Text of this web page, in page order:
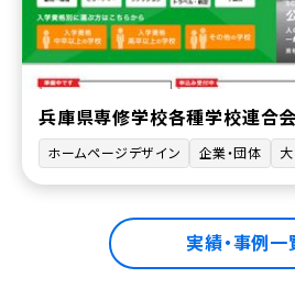
兵庫県専修学校各種学校連合
ホームページデザイン 企業・団体 大
実績・事例一